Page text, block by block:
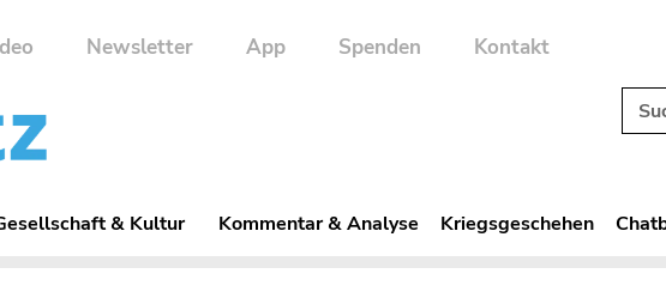
Newsletter App Spenden Kontakt
& Kultur Kommentar & Analyse Kriegsgeschehen